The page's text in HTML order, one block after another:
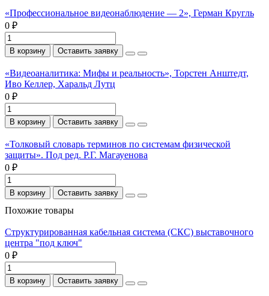
«Профессиональное видеонаблюдение — 2», Герман Кругль
0 ₽
В корзину Оставить заявку
«Видеоаналитика: Мифы и реальность», Торстен Анштедт,
Иво Келлер, Харальд Лутц
0 ₽
В корзину Оставить заявку
«Толковый словарь терминов по системам физической
защиты». Под ред. Р.Г. Магауенова
0 ₽
В корзину Оставить заявку
Похожие товары
Структурированная кабельная система (СКС) выставочного
центра "под ключ"
0 ₽
В корзину Оставить заявку